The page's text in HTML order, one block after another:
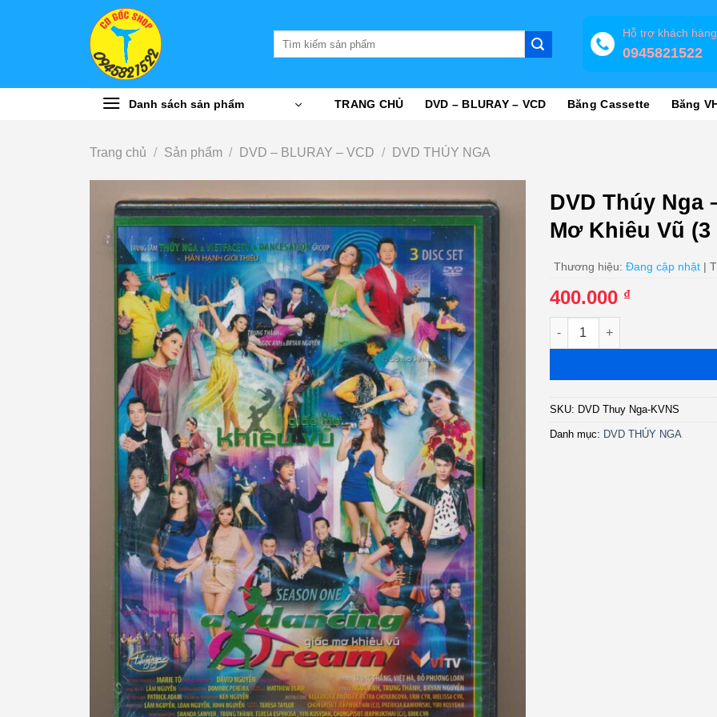
Hỗ trợ khách hàng
0945821522
Danh sách sản phẩm TRANG CHỦ DVD – BLURAY – VCD Băng Cassette Băng
Trang chủ / Sản phẩm / DVD – BLURAY – VCD / DVD THÚY NGA
DVD Thúy Nga
Mơ Khiêu Vũ
Thương hiệu: Đang cập nhật |
400.000 ₫
DVD Thúy Nga - A Dancing
SKU: DVD Thuy Nga-KVNS
Danh mục: DVD THÚY NGA